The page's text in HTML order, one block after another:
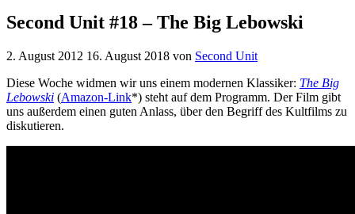
podcast.de/
Second Unit #18 – The Big Lebowski
2. August 2012 16. August 2018 von Second Unit
Diese Woche widmen wir uns einem modernen Klassiker: The Big
Lebowski (Amazon-Link*) steht auf dem Programm. Der Film gibt
uns außerdem einen guten Anlass, über den Begriff des Kultfilms zu
diskutieren.